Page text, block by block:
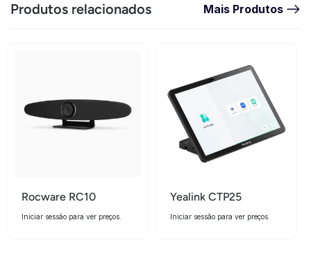
Produtos relacionados Mais Produtos
Rocware RC10
Iniciar sessão para ver preços.
Yealink CTP25
Iniciar sessão para ver preços.